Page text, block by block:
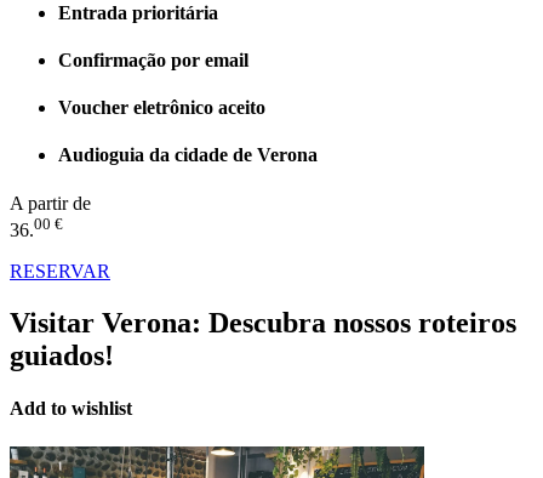
Entrada prioritária
Confirmação por email
Voucher eletrônico aceito
Audioguia da cidade de Verona
A partir de
36.00 €
RESERVAR
Visitar Verona: Descubra nossos roteiros
guiados!
Add to wishlist